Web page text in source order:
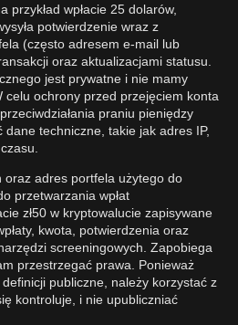
wpłacie 25 dolarów,
potwierdzenie wraz z
(często adresem e-mail lub
oraz aktualizacjami statusu.
jest prywatne i nie mamy
celu ochrony przed przejęciem konta
praniu pieniędzy
techniczne, takie jak adres IP,
oraz adres portfela użytego do
przetwarzania wpłat
zł50 w kryptowalucie zapisywane
kwota, potwierdzenia oraz
screeningowych. Zapobiega
przestrzegać prawa. Ponieważ
publiczne, należy korzystać z
kontroluje, i nie upubliczniać